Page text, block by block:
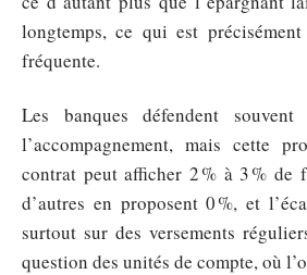
longtemps, ce qui est
fréquente.
Les banques défendent
l’accompagnement, mais cette
contrat peut afficher 2 % à 3 % de
d’autres en proposent 0 %, et
surtout sur des versements
question des unités de compte, où